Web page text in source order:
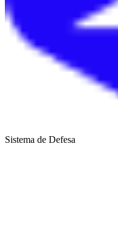
Sistema de Defesa